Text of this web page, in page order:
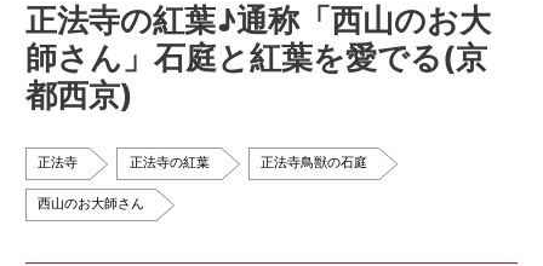
正法寺の紅葉♪通称「西山のお大
師さん」石庭と紅葉を愛でる(京
都西京)
正法寺 正法寺の紅葉 正法寺鳥獣の石庭
西山のお大師さん